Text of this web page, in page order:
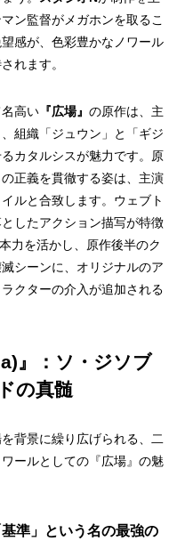
ン監督がメガホンを取るこ
感が、色彩豊かなノワール
れます。
高い『広場』 の原作は、主
組織「ジュウン」と「ギジ
カタルシスが魅力です。原
正義を貫徹する姿は、主演
ルと合致します。ウェブト
したアクション描写が特徴
力を活かし、原作後半のク
シーンに、オリジナルのア
クターの介入が追加される
』：ソ・ジソブ
の真髄
背景に繰り広げられる、二
ールとしての『広場』の魅
準」という名の最強の